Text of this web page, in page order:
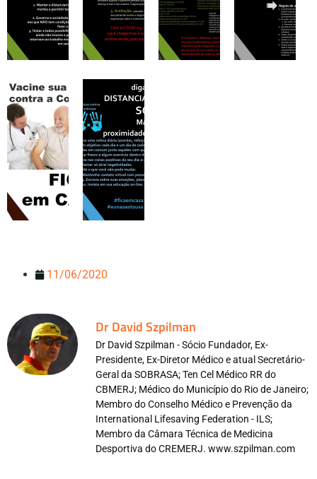
11/06/2020
Dr David Szpilman
Dr David Szpilman - Sócio Fundador, Ex-
Presidente, Ex-Diretor Médico e atual Secretário-
Geral da SOBRASA; Ten Cel Médico RR do
CBMERJ; Médico do Município do Rio de Janeiro;
Membro do Conselho Médico e Prevenção da
International Lifesaving Federation - ILS;
Membro da Câmara Técnica de Medicina
Desportiva do CREMERJ. www.szpilman.com